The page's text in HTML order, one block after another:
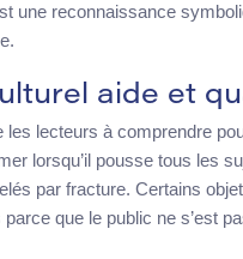
une reconnaissance
aide et
les lecteurs à comprendre
lorsqu’il pousse tous les
par fracture. Certains
que le public ne s’est